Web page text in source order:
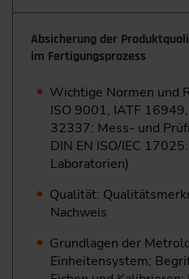
Absicherung der
im Fertigungsprozess
Wichtige Normen und
ISO 9001, IATF
32337: Mess- und
DIN EN ISO/IEC
Laboratorien)
Qualität:
Nachweis
Grundlagen der
Einheitensystem;